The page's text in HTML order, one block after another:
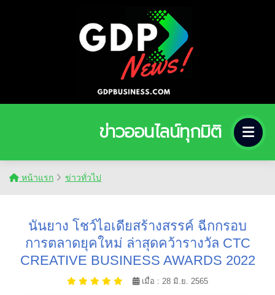
ข่าวออนไลน์ทุกมิติ
หน้าแรก ข่าวทั่วไป
นันยาง โชว์ไอเดียสร้างสรรค์ ฉีกกรอบ
การตลาดยุคใหม่ ล่าสุดคว้ารางวัล CTC
CREATIVE BUSINESS AWARDS 2022
เมื่อ : 28 มิ.ย. 2565